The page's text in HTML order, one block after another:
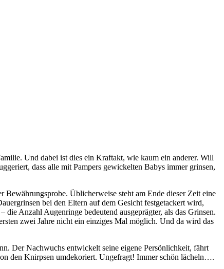
Und dabei ist dies ein Kraftakt, wie kaum ein anderer. Will
dass alle mit Pampers gewickelten Babys immer grinsen,
Üblicherweise steht am Ende dieser Zeit eine
bei den Eltern auf dem Gesicht festgetackert wird,
Anzahl Augenringe bedeutend ausgeprägter, als das Grinsen.
zwei Jahre nicht ein einziges Mal möglich. Und da wird das
Der Nachwuchs entwickelt seine eigene Persönlichkeit, fährt
den Knirpsen umdekoriert. Ungefragt! Immer schön lächeln….